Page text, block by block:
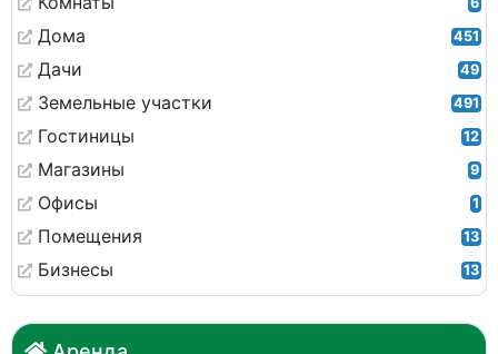
Дома 451
Дачи 49
Земельные участки 491
Гостиницы 12
Магазины 9
Офисы 1
Помещения 13
Бизнесы 13